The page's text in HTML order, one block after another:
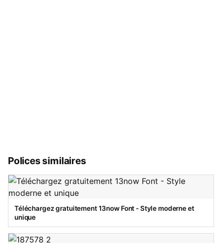
Polices similaires
Téléchargez gratuitement 13now Font - Style moderne et
unique